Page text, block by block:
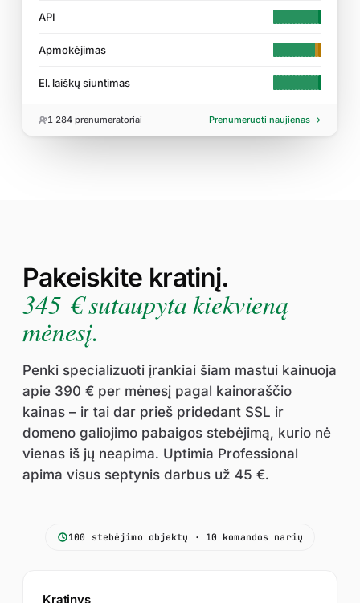
API
Apmokėjimas
El. laiškų siuntimas
1 284 prenumeratoriai Prenumeruoti naujienas →
Pakeiskite kratinį.
345 € sutaupyta kiekvieną
mėnesį.
Penki specializuoti įrankiai šiam mastui kainuoja
apie 390 € per mėnesį pagal kainoraščio
kainas – ir tai dar prieš pridedant SSL ir
domeno galiojimo pabaigos stebėjimą, kurio nė
vienas iš jų neapima. Uptimia Professional
apima visus septynis darbus už 45 €.
100 stebėjimo objektų · 10 komandos narių
Kratinys